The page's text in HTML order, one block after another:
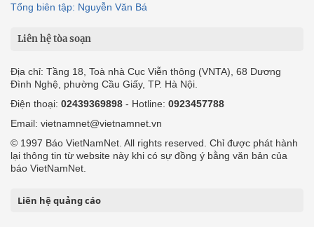
Tổng biên tập: Nguyễn Văn Bá
Liên hệ tòa soạn
Địa chỉ: Tầng 18, Toà nhà Cục Viễn thông (VNTA), 68 Dương
Đình Nghệ, phường Cầu Giấy, TP. Hà Nội.
Điện thoại: 02439369898 - Hotline: 0923457788
Email: vietnamnet@vietnamnet.vn
© 1997 Báo VietNamNet. All rights reserved. Chỉ được phát hành
lại thông tin từ website này khi có sự đồng ý bằng văn bản của
báo VietNamNet.
Liên hệ quảng cáo